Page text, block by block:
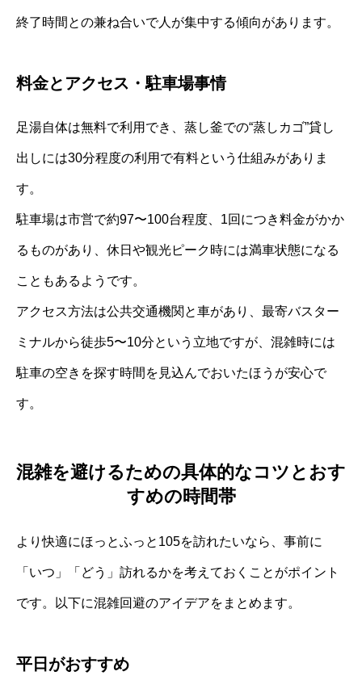
終了時間との兼ね合いで人が集中する傾向があります。
料金とアクセス・駐車場事情
足湯自体は無料で利用でき、蒸し釜での“蒸しカゴ”貸し
出しには30分程度の利用で有料という仕組みがありま
す。
駐車場は市営で約97〜100台程度、1回につき料金がかか
るものがあり、休日や観光ピーク時には満車状態になる
こともあるようです。
アクセス方法は公共交通機関と車があり、最寄バスター
ミナルから徒歩5〜10分という立地ですが、混雑時には
駐車の空きを探す時間を見込んでおいたほうが安心で
す。
混雑を避けるための具体的なコツとおす
すめの時間帯
より快適にほっとふっと105を訪れたいなら、事前に
「いつ」「どう」訪れるかを考えておくことがポイント
です。以下に混雑回避のアイデアをまとめます。
平日がおすすめ